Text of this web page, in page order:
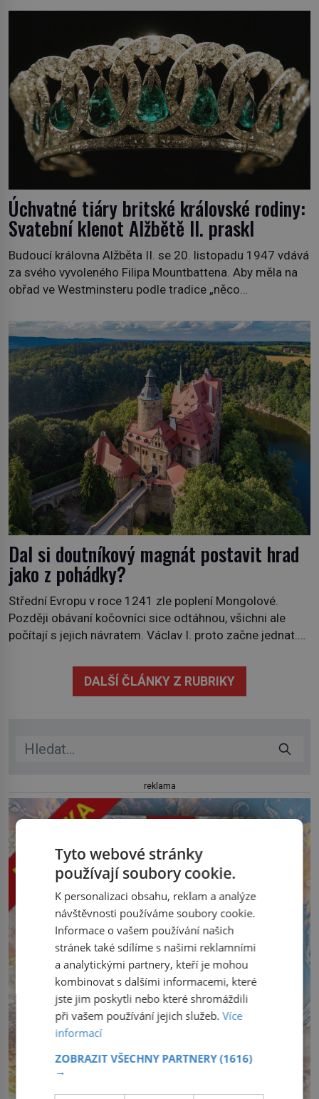
povzdechne si směrem ke služce, kterou má v kuchyni k
ruce. Ještě v prvních letech nové republiky fungoval kvůli
nedostatku zboží přídělový systém. […]
Úchvatné tiáry britské královské rodiny:
Svatební klenot Alžbětě II. praskl
Budoucí královna Alžběta II. se 20. listopadu 1947 vdává
za svého vyvoleného Filipa Mountbattena. Aby měla na
obřad ve Westminsteru podle tradice „něco
soukromé kolekce – diamantovou tiáru královny Marie.
„Je to ošklivá špičatá tiára,“ zhodnotil klenot britský
politik Sir Henry Channon (1897–1958), když si […]
Dal si doutníkový magnát postavit hrad
jako z pohádky?
Střední Evropu v roce 1241 zle poplení Mongolové.
Později obávaní kočovníci sice odtáhnou, všichni ale
počítají s jejich návratem. Václav I. proto začne jednat.
pečlivě připravit! Český král Václav I. (1205–1253)
přijme opatření, která mají posílit obranu jeho království.
DALŠÍ ČLÁNKY Z RUBRIKY
reklama
Tyto webové stránky
používají soubory cookie.
K personalizaci obsahu, reklam a analýze
návštěvnosti používáme soubory cookie.
Informace o vašem používání našich
stránek také sdílíme s našimi reklamními
a analytickými partnery, kteří je mohou
kombinovat s dalšími informacemi, které
jste jim poskytli nebo které shromáždili
při vašem používání jejich služeb.Více
informací
ZOBRAZIT VŠECHNY PARTNERY(1616)
→